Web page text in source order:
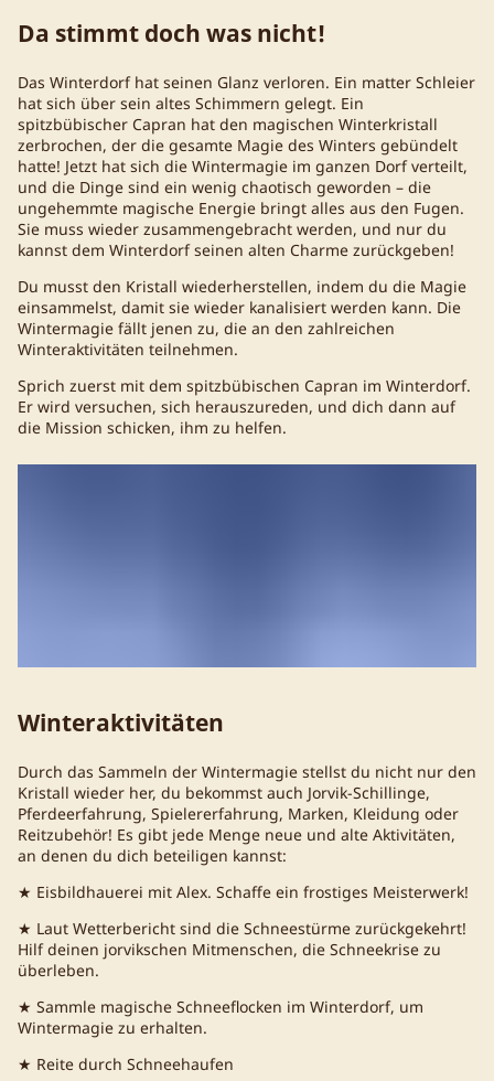
Da stimmt doch was nicht!
Das Winterdorf hat seinen Glanz verloren. Ein matter Schleier
hat sich über sein altes Schimmern gelegt. Ein
spitzbübischer Capran hat den magischen Winterkristall
zerbrochen, der die gesamte Magie des Winters gebündelt
hatte! Jetzt hat sich die Wintermagie im ganzen Dorf verteilt,
und die Dinge sind ein wenig chaotisch geworden – die
ungehemmte magische Energie bringt alles aus den Fugen.
Sie muss wieder zusammengebracht werden, und nur du
kannst dem Winterdorf seinen alten Charme zurückgeben!
Du musst den Kristall wiederherstellen, indem du die Magie
einsammelst, damit sie wieder kanalisiert werden kann. Die
Wintermagie fällt jenen zu, die an den zahlreichen
Winteraktivitäten teilnehmen.
Sprich zuerst mit dem spitzbübischen Capran im Winterdorf.
Er wird versuchen, sich herauszureden, und dich dann auf
die Mission schicken, ihm zu helfen.
Winteraktivitäten
Durch das Sammeln der Wintermagie stellst du nicht nur den
Kristall wieder her, du bekommst auch Jorvik-Schillinge,
Pferdeerfahrung, Spielererfahrung, Marken, Kleidung oder
Reitzubehör! Es gibt jede Menge neue und alte Aktivitäten,
an denen du dich beteiligen kannst:
★ Eisbildhauerei mit Alex. Schaffe ein frostiges Meisterwerk!
★ Laut Wetterbericht sind die Schneestürme zurückgekehrt!
Hilf deinen jorvikschen Mitmenschen, die Schneekrise zu
überleben.
★ Sammle magische Schneeflocken im Winterdorf, um
Wintermagie zu erhalten.
★ Reite durch Schneehaufen